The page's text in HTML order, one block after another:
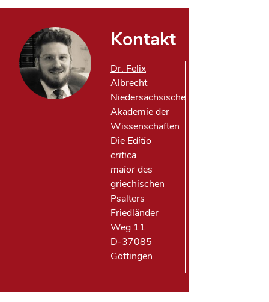
Kontakt
Dr. Felix
Albrecht
Niedersächsische
Akademie der
Wissenschaften
Die Editio
critica
maiordes
griechischen
Psalters
Friedländer
Weg 11
D-37085
Göttingen